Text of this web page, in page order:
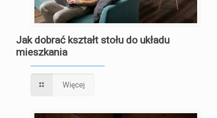
Jak dobrać kształt stołu do układu
mieszkania
Więcej